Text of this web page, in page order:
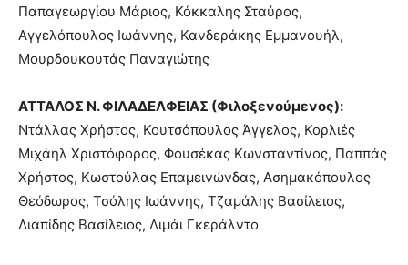
Παπαγεωργίου Μάριος, Κόκκαλης Σταύρος,
Αγγελόπουλος Ιωάννης, Κανδεράκης Εμμανουήλ,
Μουρδουκουτάς Παναγιώτης
ΑΤΤΑΛΟΣ Ν. ΦΙΛΑΔΕΛΦΕΙΑΣ (Φιλοξενούμενος):
Ντάλλας Χρήστος, Κουτσόπουλος Άγγελος, Κορλιές
Μιχάηλ Χριστόφορος, Φουσέκας Κωνσταντίνος, Παππάς
Χρήστος, Κωστούλας Επαμεινώνδας, Ασημακόπουλος
Θεόδωρος, Τσόλης Ιωάννης, Τζαμάλης Βασίλειος,
Λιαπίδης Βασίλειος, Λιμάι Γκεράλντο